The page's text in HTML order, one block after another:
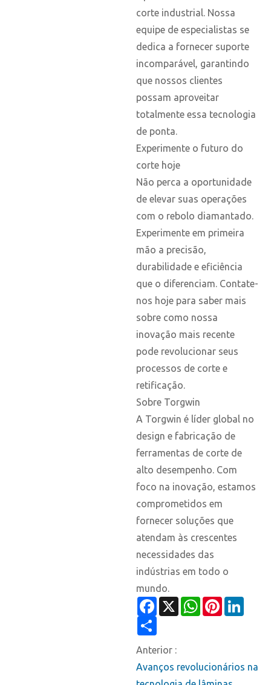
corte industrial. Nossa
equipe de especialistas se
dedica a fornecer suporte
incomparável, garantindo
que nossos clientes
possam aproveitar
totalmente essa tecnologia
de ponta.
Experimente o futuro do
corte hoje
Não perca a oportunidade
de elevar suas operações
com o rebolo diamantado.
Experimente em primeira
mão a precisão,
durabilidade e eficiência
que o diferenciam. Contate-
nos hoje para saber mais
sobre como nossa
inovação mais recente
pode revolucionar seus
processos de corte e
retificação.
Sobre Torgwin
A Torgwin é líder global no
design e fabricação de
ferramentas de corte de
alto desempenho. Com
foco na inovação, estamos
comprometidos em
fornecer soluções que
atendam às crescentes
necessidades das
indústrias em todo o
mundo.
Facebook
X WhatsAppPinterest
Anterior :
Avanços revolucionários na